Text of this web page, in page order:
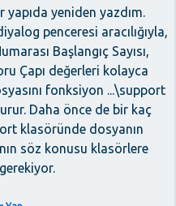
yapıda yeniden yazdım.
penceresi aracılığıyla,
Başlangıç Sayısı,
Çapı değerleri kolayca
fonksiyon ...\support
Daha önce de bir kaç
klasöründe dosyanın
söz konusu klasörlere